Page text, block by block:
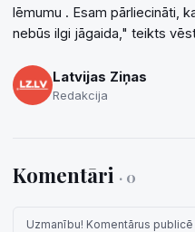
lēmumu . Esam pārliecināti,
nebūs ilgi jāgaida," teikts
Latvijas Ziņas
Redakcija
Komentāri · 0
Uzmanību! Komentārus